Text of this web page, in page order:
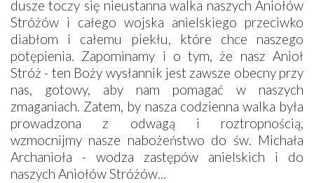
dusze toczy się nieustanna walka naszych Aniołów
Stróżów i całego wojska anielskiego przeciwko
diabłom i całemu piekłu, które chce naszego
potępienia. Zapominamy i o tym, że nasz Anioł
Stróż - ten Boży wysłannik jest zawsze obecny przy
nas, gotowy, aby nam pomagać w naszych
zmaganiach. Zatem, by nasza codzienna walka była
prowadzona z odwagą i roztropnością,
wzmocnijmy nasze nabożeństwo do św. Michała
Archanioła - wodza zastępów anielskich i do
naszych Aniołów Stróżów...